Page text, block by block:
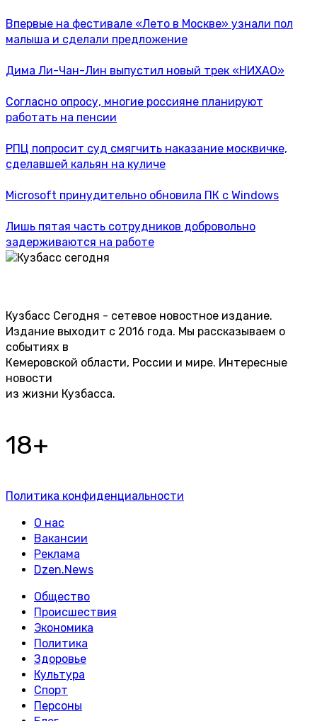
Впервые на фестивале «Лето в Москве» узнали пол
малыша и сделали предложение
Дима Ли-Чан-Лин выпустил новый трек «НИХАО»
Согласно опросу, многие россияне планируют
работать на пенсии
РПЦ попросит суд смягчить наказание москвичке,
сделавшей кальян на куличе
Microsoft принудительно обновила ПК с Windows
Лишь пятая часть сотрудников добровольно
задерживаются на работе
Кузбасс Сегодня - сетевое новостное издание.
Издание выходит с 2016 года. Мы рассказываем о
событиях в
Кемеровской области, России и мире. Интересные
новости
из жизни Кузбасса.
18+
Политика конфиденциальности
О нас
Вакансии
Реклама
Dzen.News
Общество
Происшествия
Экономика
Политика
Здоровье
Культура
Спорт
Персоны